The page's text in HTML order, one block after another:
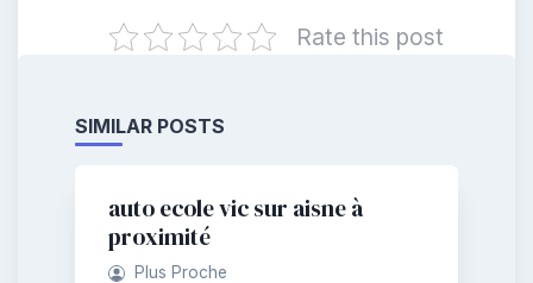
Rate this post
SIMILAR POSTS
auto ecole vic sur aisne à
proximité
Plus Proche